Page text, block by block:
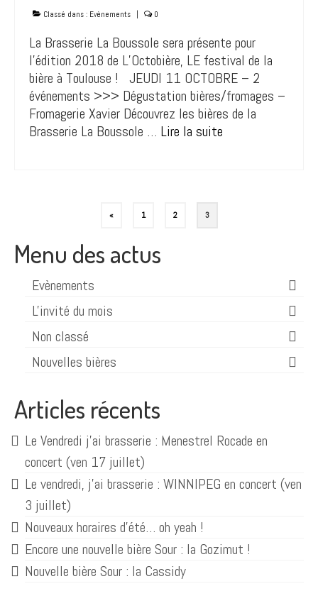
Classé dans : Evènements 0
La Brasserie La Boussole sera présente pour
l’édition 2018 de L’Octobière, LE festival de la
bière à Toulouse ! JEUDI 11 OCTOBRE – 2
événements >>> Dégustation bières/fromages –
Fromagerie Xavier Découvrez les bières de la
Brasserie La Boussole … Lire la suite­­
Pagination
des
publications
« 1 2 3
Menu des actus
Evènements
L'invité du mois
Non classé
Nouvelles bières
Articles récents
Le Vendredi j’ai brasserie : Menestrel Rocade en
concert (ven 17 juillet)
Le vendredi, j’ai brasserie : WINNIPEG en concert (ven
3 juillet)
Nouveaux horaires d’été… oh yeah !
Encore une nouvelle bière Sour : la Gozimut !
Nouvelle bière Sour : la Cassidy